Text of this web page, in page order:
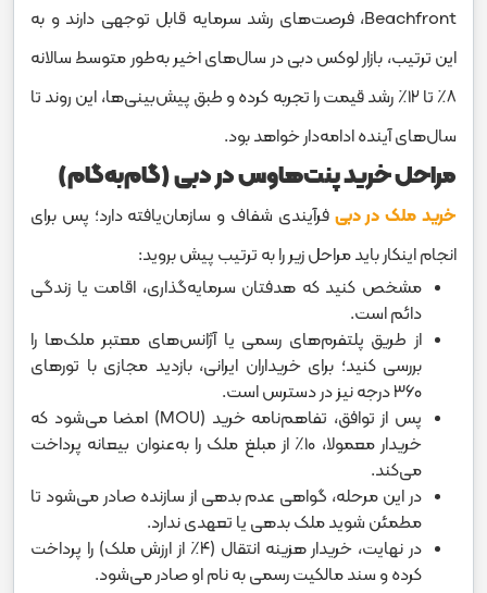
Beachfront، فرصت‌های رشد سرمایه‌ قابل توجهی دارند و به
این ترتیب، بازار لوکس دبی در سال‌های اخیر به‌طور متوسط سالانه
۸٪ تا ۱۲٪ رشد قیمت را تجربه کرده و طبق پیش‌بینی‌ها، این روند تا
سال‌های آینده ادامه‌دار خواهد بود.
مراحل خرید پنت‌هاوس در دبی (گام‌به‌گام)
خرید ملک در دبی فرآیندی شفاف و سازمان‌یافته دارد؛ پس برای
انجام اینکار باید مراحل زیر را به ترتیب پیش بروید:
مشخص کنید که هدفتان سرمایه‌گذاری، اقامت یا زندگی
دائم است.
از طریق پلتفرم‌های رسمی یا آژانس‌های معتبر ملک‌ها را
بررسی کنید؛ برای خریداران ایرانی، بازدید مجازی با تورهای
۳۶۰ درجه نیز در دسترس است.
پس از توافق، تفاهم‌نامه خرید (MOU) امضا می‌شود که
خریدار معمولا، ۱۰٪ از مبلغ ملک را به‌عنوان بیعانه پرداخت
می‌کند.
در این مرحله، گواهی عدم بدهی از سازنده صادر می‌شود تا
مطمئن شوید ملک بدهی یا تعهدی ندارد.
در نهایت، خریدار هزینه انتقال (۴٪ از ارزش ملک) را پرداخت
کرده و سند مالکیت رسمی به نام او صادر می‌شود.